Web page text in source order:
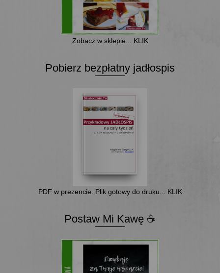
Zobacz w sklepie... KLIK
Pobierz bezpłatny jadłospis
PDF w prezencie. Plik gotowy do druku... KLIK
Postaw Mi Kawę ☕